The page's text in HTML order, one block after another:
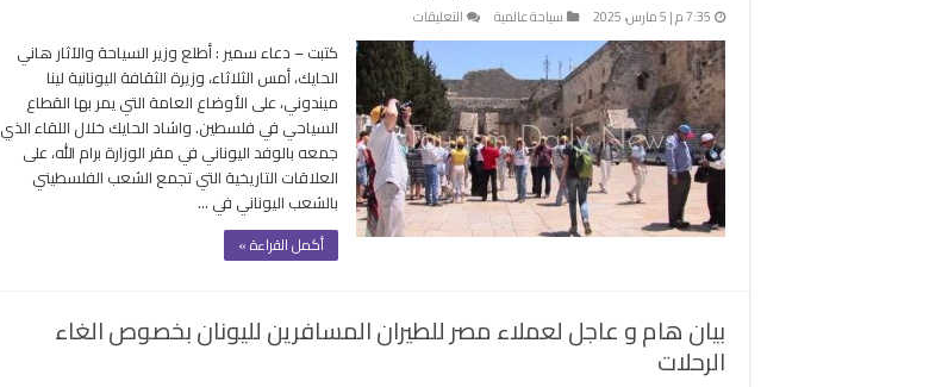
7:35 م | 5 مارس، 2025 سياحة عالمية التعليقات
عرض
أوضاع
القطاع
السياحي
في
فلسطين
أمام
وزيرة
الثقافة
كتبت – دعاء سمير : أطلع وزير السياحة والآثار هاني
الحايك، أمس الثلاثاء، وزيرة الثقافة اليونانية لينا
ميندوني، على الأوضاع العامة التي يمر بها القطاع
السياحي في فلسطين. واشاد الحايك خلال اللقاء الذي
جمعه بالوفد اليوناني في مقر الوزارة برام الله، على
العلاقات التاريخية التي تجمع الشعب الفلسطيني
بالشعب اليوناني في …
أكمل القراءة »
بيان هام و عاجل لعملاء مصر للطيران المسافرين لليونان بخصوص الغاء
الرحلات